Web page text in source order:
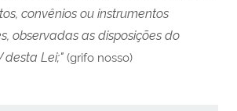
convênios ou instrumentos
observadas as disposições do
desta Lei;"(grifo nosso)